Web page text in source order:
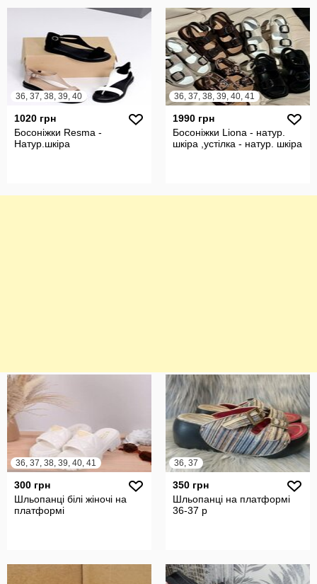
36, 37, 38, 39, 40
1020 грн
Босоніжки Resma -
Натур.шкіра
36, 37, 38, 39, 40, 41
1990 грн
Босоніжки Liona - натур.
шкіра ,устілка - натур. шкіра
36, 37, 38, 39, 40, 41
300 грн
Шльопанці білі жіночі на
платформі
36, 37
350 грн
Шльопанці на платформі
36-37 р